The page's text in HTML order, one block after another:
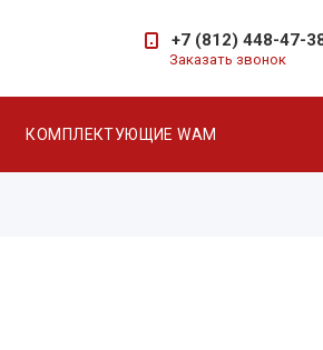
+7 (812) 448-47-
Заказать звонок
КОМПЛЕКТУЮЩИЕ WAM